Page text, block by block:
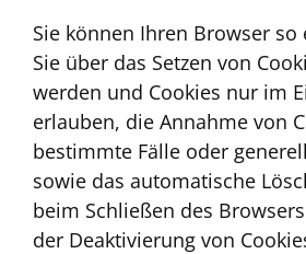
Sie können Ihren Browser so
Sie über das Setzen von
werden und Cookies nur im
erlauben, die Annahme von
bestimmte Fälle oder
sowie das automatische
beim Schließen des
der Deaktivierung von